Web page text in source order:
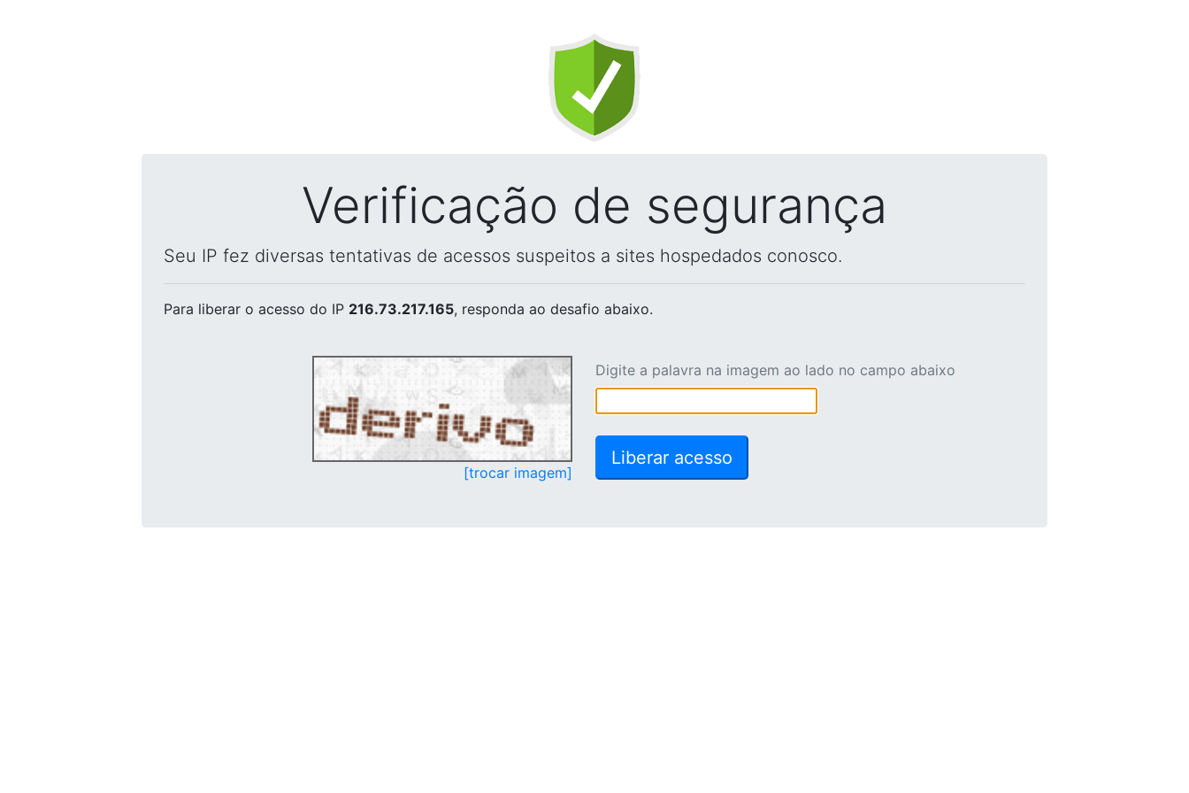
Verificação de segurança
Seu IP fez diversas tentativas de acessos suspeitos a sites hospedados conosco.
Para liberar o acesso do IP 216.73.217.165, responda ao desafio abaixo.
[trocar imagem]
Digite a palavra na imagem ao lado no campo abaixo